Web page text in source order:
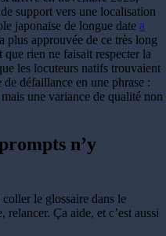
support vers une localisation
japonaise de longue date a
plus approuvée de ce très long
rien ne faisait respecter la
les locuteurs natifs trouvaient
défaillance en une phrase :
une variance de qualité non
n’y
le glossaire dans le
Ça aide, et c’est aussi